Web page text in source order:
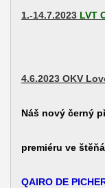
1.-14.7.2023 LVT
4.6.2023 OKV
Náš nový černý
premiéru ve
QAIRO DE